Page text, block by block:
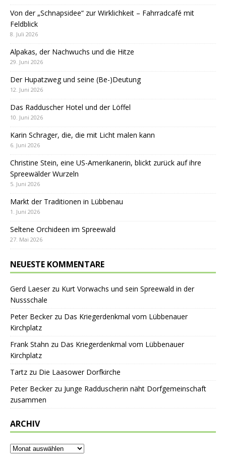
Von der „Schnapsidee“ zur Wirklichkeit – Fahrradcafé mit
Feldblick
8. Juli 2026
Alpakas, der Nachwuchs und die Hitze
29. Juni 2026
Der Hupatzweg und seine (Be-)Deutung
12. Juni 2026
Das Radduscher Hotel und der Löffel
10. Juni 2026
Karin Schrager, die, die mit Licht malen kann
6. Juni 2026
Christine Stein, eine US-Amerikanerin, blickt zurück auf ihre
Spreewälder Wurzeln
5. Juni 2026
Markt der Traditionen in Lübbenau
1. Juni 2026
Seltene Orchideen im Spreewald
27. Mai 2026
NEUESTE KOMMENTARE
Gerd Laeserzu Kurt Vorwachs und sein Spreewald in der
Nussschale
Peter Beckerzu Das Kriegerdenkmal vom Lübbenauer
Kirchplatz
Frank Stahn zu Das Kriegerdenkmal vom Lübbenauer
Kirchplatz
Tartz zu Die Laasower Dorfkirche
Peter Beckerzu Junge Radduscherin näht Dorfgemeinschaft
zusammen
ARCHIV